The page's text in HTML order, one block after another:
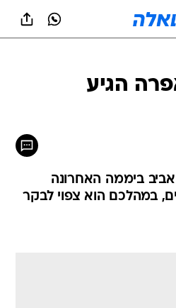
הגיע
ביממה האחרונה
במהלכם הוא צפוי לבקר